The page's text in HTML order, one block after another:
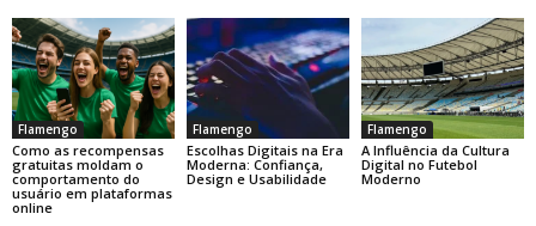
Flamengo
Como as recompensas
gratuitas moldam o
comportamento do
usuário em plataformas
online
Flamengo
Escolhas Digitais na Era
Moderna: Confiança,
Design e Usabilidade
Flamengo
A Influência da Cultura
Digital no Futebol
Moderno